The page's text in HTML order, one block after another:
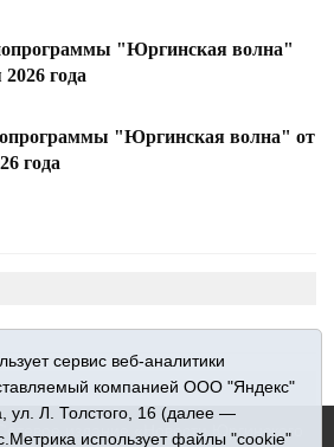
"Юргинская волна"
года
"Юргинская волна" от
года
издание «Новости Юргинского
сервис веб-аналитики
компанией ООО "Яндекс"
ул. Л. Толстого, 16 (далее —
использует файлы "cookie"